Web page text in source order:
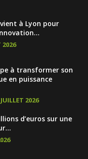
à Lyon pour
2026
à transformer son
en puissance
2026
d’euros sur une